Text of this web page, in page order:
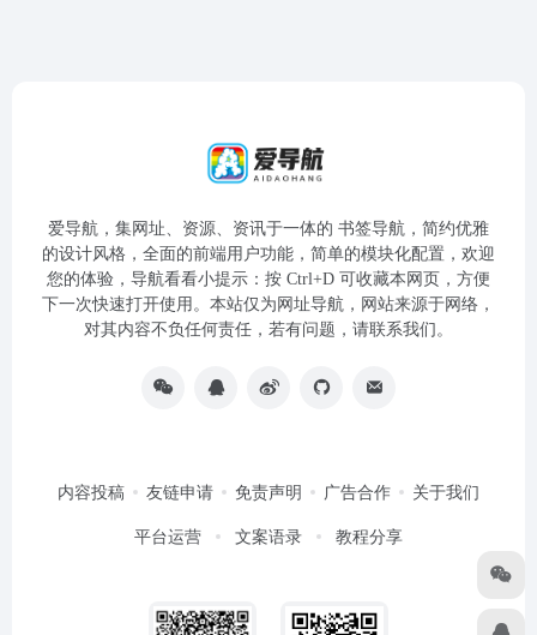
爱导航，集网址、资源、资讯于一体的 书签导航，简约优雅
的设计风格，全面的前端用户功能，简单的模块化配置，欢迎
您的体验，导航看看小提示：按 Ctrl+D 可收藏本网页，方便
下一次快速打开使用。本站仅为网址导航，网站来源于网络，
对其内容不负任何责任，若有问题，请联系我们。
内容投稿 友链申请 免责声明 广告合作 关于我们
平台运营 文案语录 教程分享